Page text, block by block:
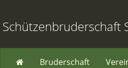
Schützenbruderschaft
Bruderschaft